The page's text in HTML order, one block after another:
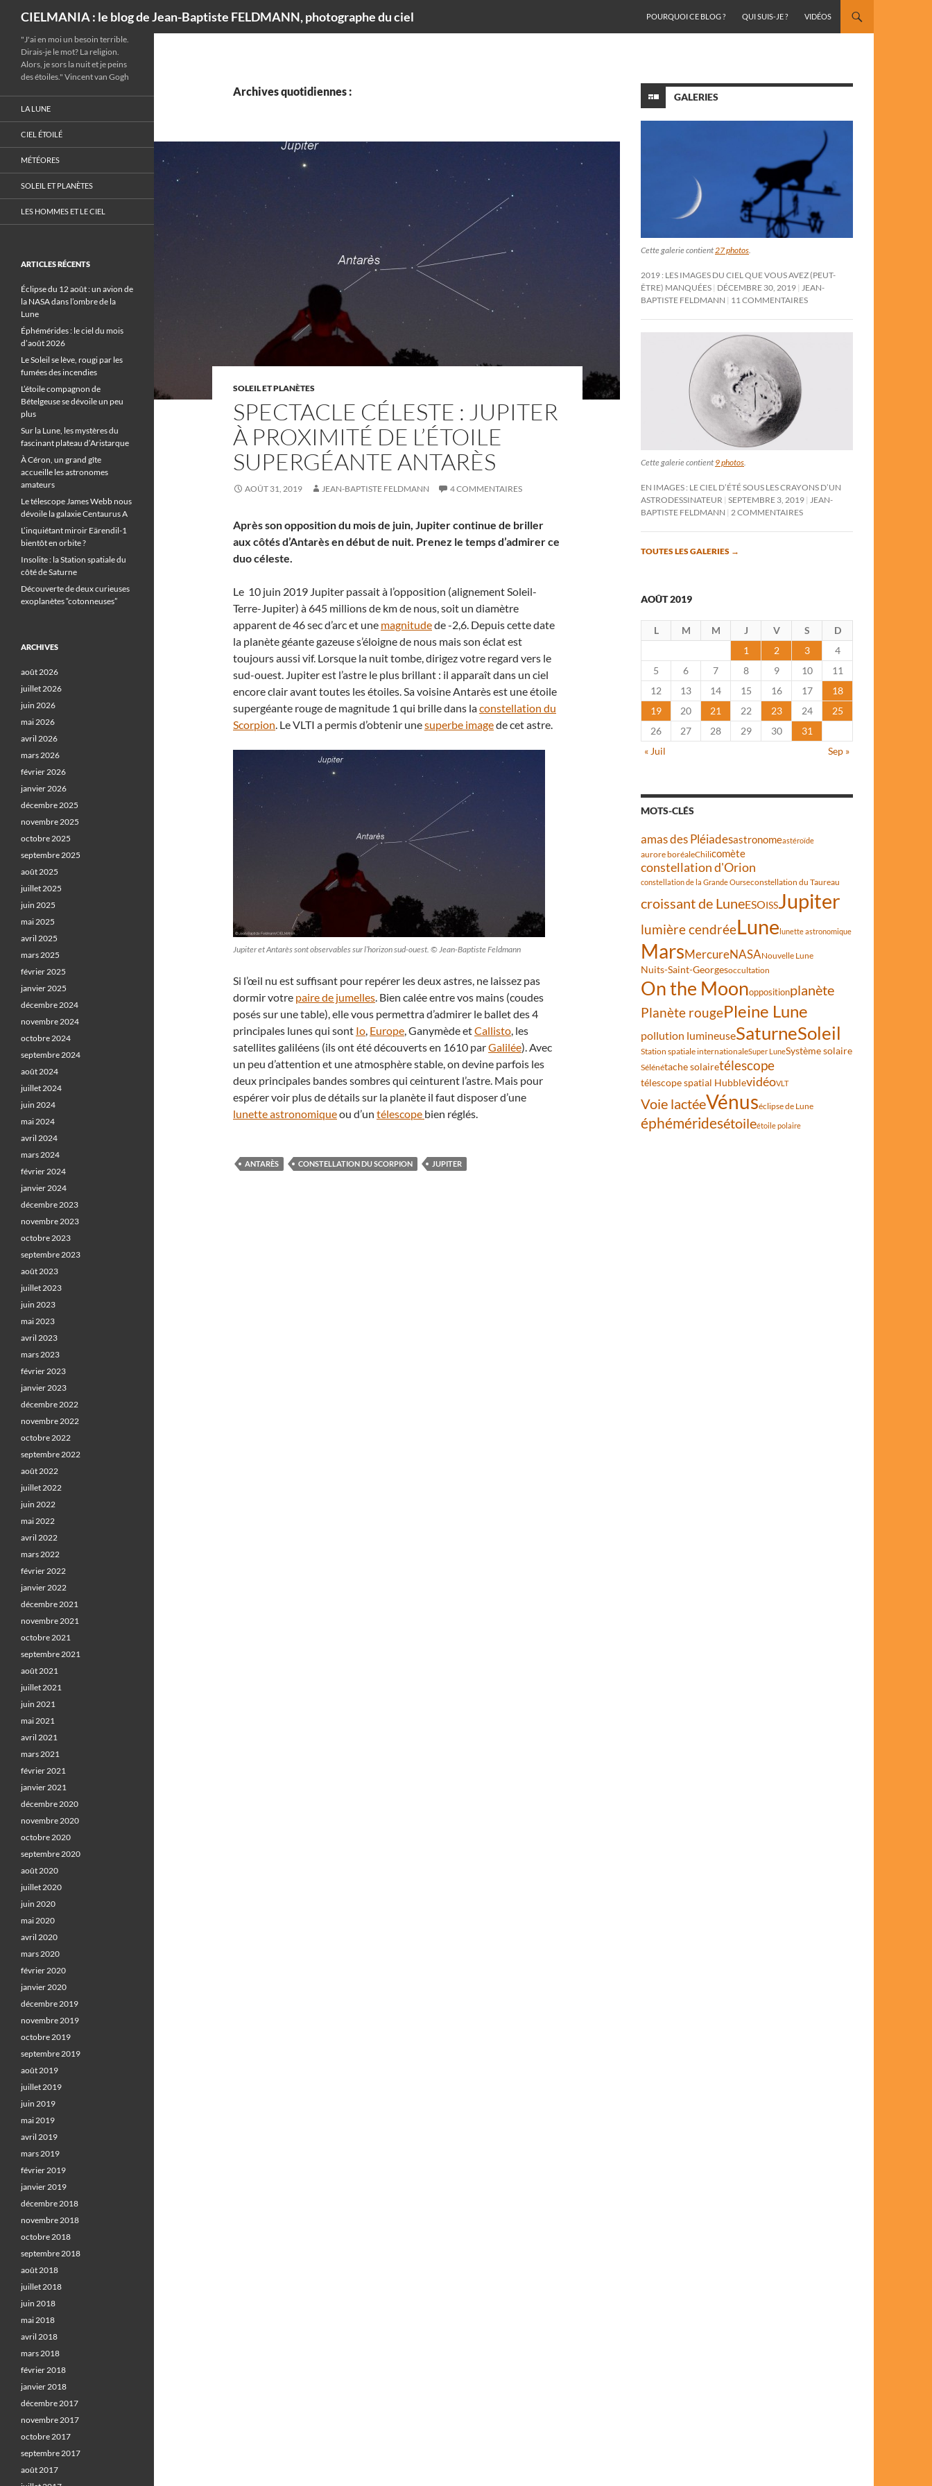
CIELMANIA : le blog de Jean-Baptiste FELDMANN, photographe du ciel
POURQUOI CE BLOG ?
QUI SUIS-JE ? VIDÉOS
Archives quotidiennes :
SOLEIL ET PLANÈTES
SPECTACLE CÉLESTE : JUPITER
À PROXIMITÉ DE L’ÉTOILE
SUPERGÉANTE ANTARÈS
AOÛT 31, 2019 JEAN-BAPTISTE FELDMANN 4 COMMENTAIRES
Après son opposition du mois de juin, Jupiter continue de briller
aux côtés d’Antarès en début de nuit. Prenez le temps d’admirer ce
duo céleste.
Le 10 juin 2019 Jupiter passait à l’opposition (alignement Soleil-
Terre-Jupiter) à 645 millions de km de nous, soit un diamètre
apparent de 46 sec d’arc et une magnitudede -2,6. Depuis cette date
la planète géante gazeuse s’éloigne de nous mais son éclat est
toujours aussi vif. Lorsque la nuit tombe, dirigez votre regard vers le
sud-ouest. Jupiter est l’astre le plus brillant : il apparaît dans un ciel
encore clair avant toutes les étoiles. Sa voisine Antarès est une étoile
supergéante rouge de magnitude 1 qui brille dans laconstellation du
Scorpion. Le VLTI a permis d’obtenir unesuperbe imagede cet astre.
Jupiter et Antarès sont observables sur l’horizon sud-ouest. © Jean-Baptiste Feldmann
Si l’œil nu est suffisant pour repérer les deux astres, ne laissez pas
dormir votre paire de jumelles. Bien calée entre vos mains (coudes
posés sur une table), elle vous permettra d’admirer le ballet des 4
principales lunes qui sont Io, Europe, Ganymède etCallisto, les
satellites galiléens (ils ont été découverts en 1610 parGalilée). Avec
un peu d’attention et une atmosphère stable, on devine parfois les
deux principales bandes sombres qui ceinturent l’astre. Mais pour
espérer voir plus de détails sur la planète il faut disposer d’une
lunette astronomiqueou d’un télescope bien réglés.
ANTARÈS CONSTELLATION DU SCORPION JUPITER
GALERIES
Cette galerie contient27 photos.
2019 : LES IMAGES DU CIEL QUE VOUS AVEZ (PEUT-
ÊTRE) MANQUÉES DÉCEMBRE 30, 2019 JEAN-
BAPTISTE FELDMANN
11 COMMENTAIRES
Cette galerie contient 9 photos
EN IMAGES : LE CIEL D’ÉTÉ SOUS LES CRAYONS D’UN
ASTRODESSINATEUR SEPTEMBRE 3, 2019
JEAN-
BAPTISTE FELDMANN
2 COMMENTAIRES
TOUTES LES GALERIES →
AOÛT 2019
L M M J V S
D
1
2 3
4
5
6 7 8 9 10
11
12
13 14 15 16 17
18
19
20 21 22 23 24
25
26
27 28 29 30
31
« Juil
Sep »
MOTS-CLÉS
amas des Pléiadesastronomeastéroïde
aurore boréaleChilicomète
constellation d'Orion
constellation de la Grande Ourseconstellation du Taureau
croissant de LuneESOISSJupiter
lumière cendréeLunelunette astronomique
MarsMercureNASANouvelle Lune
Nuits-Saint-Georgesoccultation
On the Moonoppositionplanète
Planète rougePleine Lune
pollution lumineuseSaturneSoleil
Station spatiale internationaleSuper LuneSystème solaire
Sélénétache solairetélescope
télescope spatial HubblevidéoVLT
Voie lactéeVénuséclipse de Lune
éphéméridesétoileétoile polaire
"J'ai en moi un besoin terrible.
Dirais-je le mot? La religion.
Alors, je sors la nuit et je peins
des étoiles." Vincent van Gogh
LA LUNE
CIEL ÉTOILÉ
MÉTÉORES
SOLEIL ET PLANÈTES
LES HOMMES ET LE CIEL
ARTICLES RÉCENTS
Éclipse du 12 août : un avion de
la NASA dans l’ombre de la
Lune
Éphémérides : le ciel du mois
d’août 2026
Le Soleil se lève, rougi par les
fumées des incendies
L’étoile compagnon de
Bételgeuse se dévoile un peu
plus
Sur la Lune, les mystères du
fascinant plateau d’Aristarque
À Céron, un grand gîte
accueille les astronomes
amateurs
Le télescope James Webb nous
dévoile la galaxie Centaurus A
L’inquiétant miroir Eärendil-1
bientôt en orbite ?
Insolite : la Station spatiale du
côté de Saturne
Découverte de deux curieuses
exoplanètes “cotonneuses”
ARCHIVES
août 2026
juillet 2026
juin 2026
mai 2026
avril 2026
mars 2026
février 2026
janvier 2026
décembre 2025
novembre 2025
octobre 2025
septembre 2025
août 2025
juillet 2025
juin 2025
mai 2025
avril 2025
mars 2025
février 2025
janvier 2025
décembre 2024
novembre 2024
octobre 2024
septembre 2024
août 2024
juillet 2024
juin 2024
mai 2024
avril 2024
mars 2024
février 2024
janvier 2024
décembre 2023
novembre 2023
octobre 2023
septembre 2023
août 2023
juillet 2023
juin 2023
mai 2023
avril 2023
mars 2023
février 2023
janvier 2023
décembre 2022
novembre 2022
octobre 2022
septembre 2022
août 2022
juillet 2022
juin 2022
mai 2022
avril 2022
mars 2022
février 2022
janvier 2022
décembre 2021
novembre 2021
octobre 2021
septembre 2021
août 2021
juillet 2021
juin 2021
mai 2021
avril 2021
mars 2021
février 2021
janvier 2021
décembre 2020
novembre 2020
octobre 2020
septembre 2020
août 2020
juillet 2020
juin 2020
mai 2020
avril 2020
mars 2020
février 2020
janvier 2020
décembre 2019
novembre 2019
octobre 2019
septembre 2019
août 2019
juillet 2019
juin 2019
mai 2019
avril 2019
mars 2019
février 2019
janvier 2019
décembre 2018
novembre 2018
octobre 2018
septembre 2018
août 2018
juillet 2018
juin 2018
mai 2018
avril 2018
mars 2018
février 2018
janvier 2018
décembre 2017
novembre 2017
octobre 2017
septembre 2017
août 2017